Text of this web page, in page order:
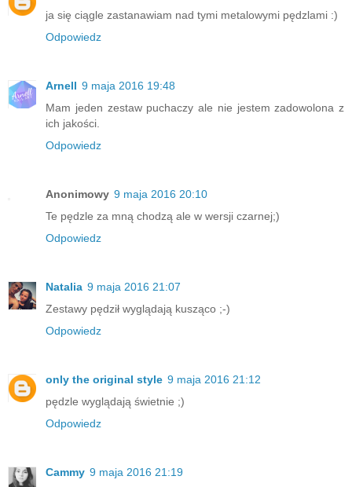
ja się ciągle zastanawiam nad tymi metalowymi pędzlami :)
Odpowiedz
Arnell 9 maja 2016 19:48
Mam jeden zestaw puchaczy ale nie jestem zadowolona z
ich jakości.
Odpowiedz
Anonimowy 9 maja 2016 20:10
Te pędzle za mną chodzą ale w wersji czarnej;)
Odpowiedz
Natalia 9 maja 2016 21:07
Zestawy pędził wyglądają kusząco ;-)
Odpowiedz
only the original style 9 maja 2016 21:12
pędzle wyglądają świetnie ;)
Odpowiedz
Cammy 9 maja 2016 21:19